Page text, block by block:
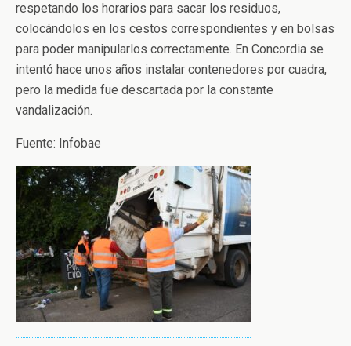
respetando los horarios para sacar los residuos,
colocándolos en los cestos correspondientes y en bolsas
para poder manipularlos correctamente. En Concordia se
intentó hace unos años instalar contenedores por cuadra,
pero la medida fue descartada por la constante
vandalización.
Fuente: Infobae